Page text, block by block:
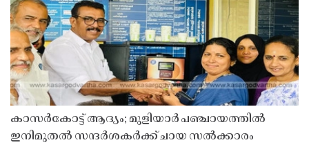
കാസർകോട്ട് ആദ്യം; മുളിയാർ പഞ്ചായത്തിൽ
ഇനിമുതൽ സന്ദർശകർക്ക് ചായ സൽക്കാരം